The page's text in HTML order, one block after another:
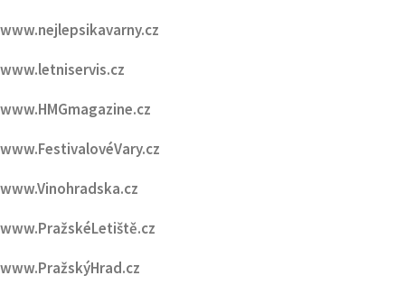
www.bydletestylove.cz
www.snehovyservis.cz
www.nejlepsikavarny.cz
www.letniservis.cz
www.HMGmagazine.cz
www.FestivalovéVary.cz
www.Vinohradska.cz